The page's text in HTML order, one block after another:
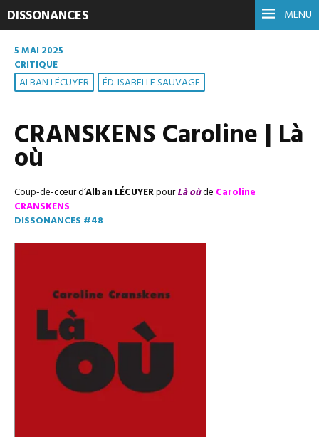
MENU
DISSONANCES
5 MAI 2025
CRITIQUE
ALBAN LÉCUYER ÉD. ISABELLE SAUVAGE
CRANSKENS Caroline | Là
où
Coup-de-cœur d’Alban LÉCUYERpourLà oùde Caroline
CRANSKENS
DISSONANCES #48